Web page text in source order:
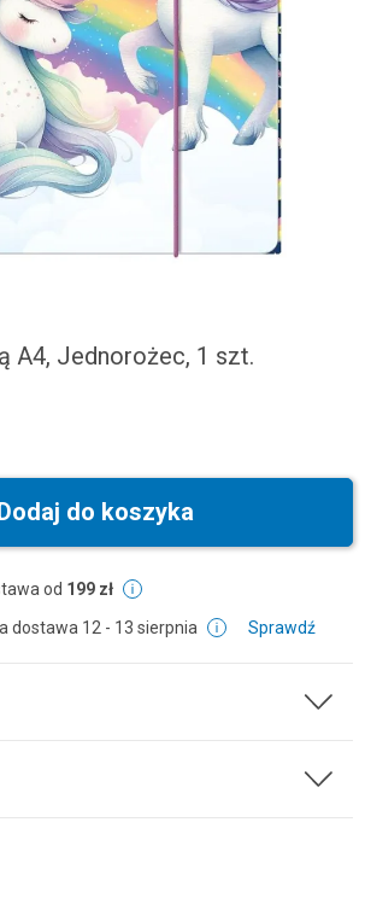
A4, Jednorożec, 1 szt.
do koszyka
od 199 zł
dostawa 12 - 13 sierpnia Sprawdź